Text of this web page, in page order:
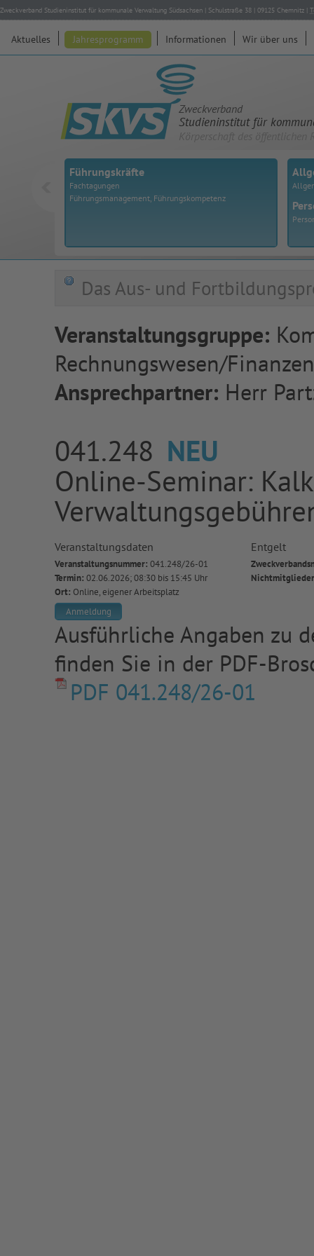
Zweckverband Studieninstitut für kommunale Verwaltung Südsachsen | Schulstraße 38 | 09125 Chemnitz |
Aktuelles Jahresprogramm Informationen Wir über uns
Zweckverband
Studieninstitut für
Körperschaft des öffentlichen
Führungskräfte
Fachtagungen
Führungsmanagement, Führungskompetenz
Das Aus- und
Veranstaltungsgruppe:
Rechnungswesen/Finanzen
Ansprechpartner: Herr
041.248 NEU
Online-Seminar:
Veranstaltungsdaten
Veranstaltungsnummer: 041.248/26-01
Termin: 02.06.2026; 08:30 bis 15:45 Uhr
Ort: Online, eigener Arbeitsplatz
Anmeldung
Entgelt
Ausführliche Angaben zu
finden Sie in der PDF-
PDF 041.248/26-01